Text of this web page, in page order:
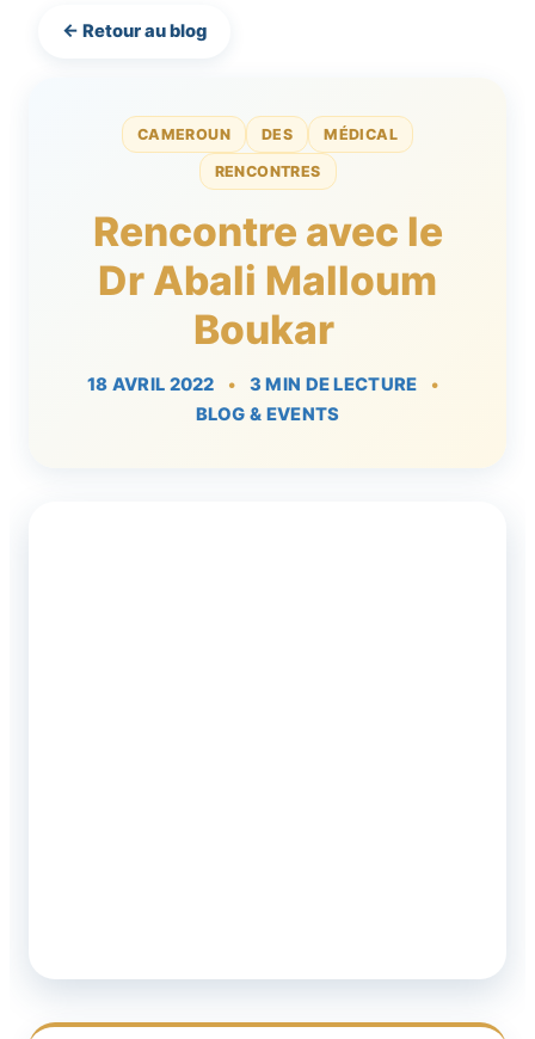
← Retour au blog
CAMEROUN DES MÉDICAL
RENCONTRES
Rencontre avec le
Dr Abali Malloum
Boukar
18 AVRIL 2022 • 3 MIN DE LECTURE
•
BLOG & EVENTS